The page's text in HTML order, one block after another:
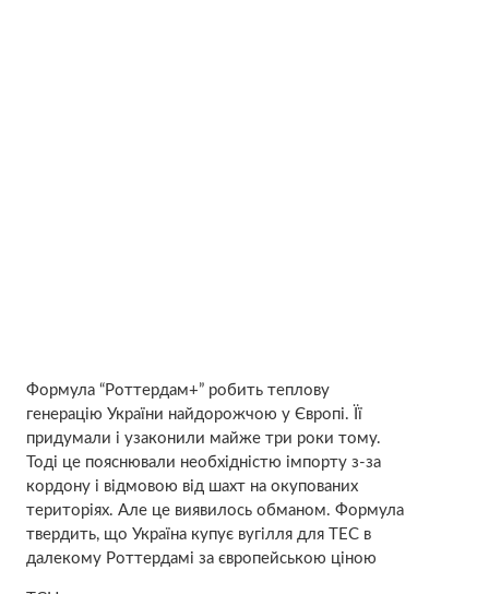
Формула “Роттердам+” робить теплову
генерацію України найдорожчою у Європі. Її
придумали і узаконили майже три роки тому.
Тоді це пояснювали необхідністю імпорту з-за
кордону і відмовою від шахт на окупованих
територіях. Але це виявилось обманом. Формула
твердить, що Україна купує вугілля для ТЕС в
далекому Роттердамі за європейською ціною